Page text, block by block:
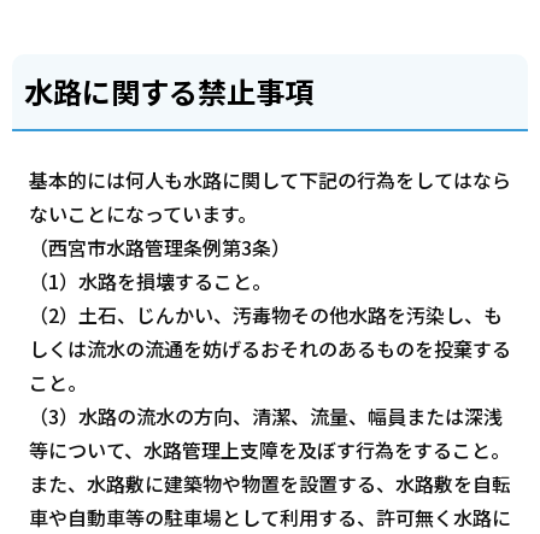
水路に関する禁止事項
基本的には何人も水路に関して下記の行為をしてはなら
ないことになっています。
（西宮市水路管理条例第3条）
（1）水路を損壊すること。
（2）土石、じんかい、汚毒物その他水路を汚染し、も
しくは流水の流通を妨げるおそれのあるものを投棄する
こと。
（3）水路の流水の方向、清潔、流量、幅員または深浅
等について、水路管理上支障を及ぼす行為をすること。
また、水路敷に建築物や物置を設置する、水路敷を自転
車や自動車等の駐車場として利用する、許可無く水路に